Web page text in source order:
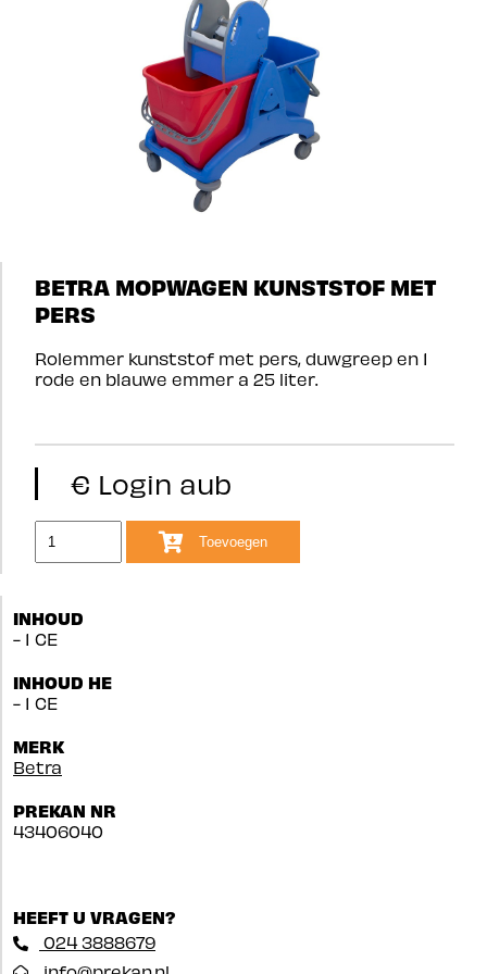
BETRA MOPWAGEN KUNSTSTOF MET
PERS
Rolemmer kunststof met pers, duwgreep en 1
rode en blauwe emmer a 25 liter.
€ Login aub
Toevoegen
INHOUD
- 1 CE
INHOUD HE
- 1 CE
MERK
Betra
PREKAN NR
43406040
HEEFT U VRAGEN?
024 3888679